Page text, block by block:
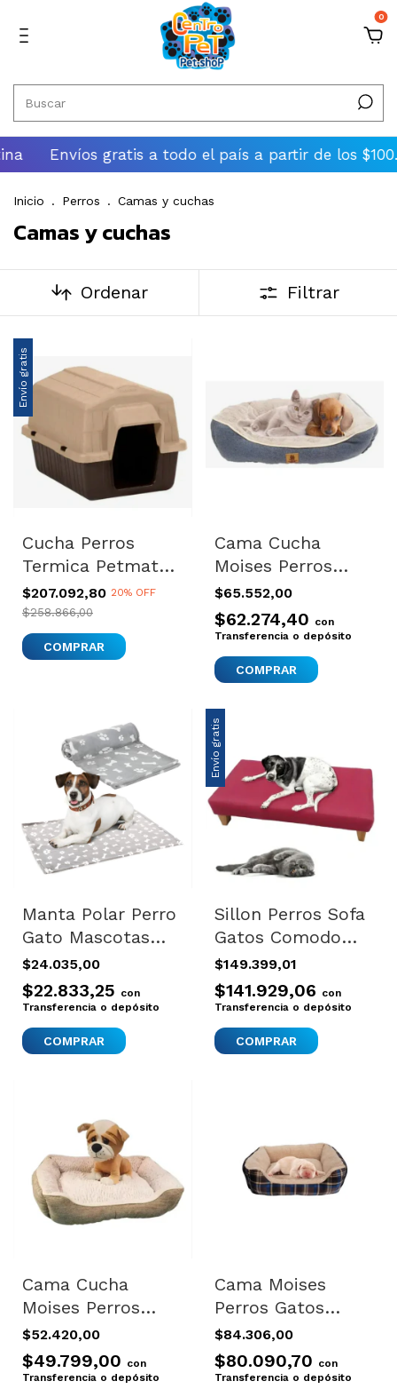
0
gratis a todo el país a partir de los $100.000.
Inicio . Perros . Camas y cuchas
Camas y cuchas
Ordenar Filtrar
Envío gratis
Cucha Perros
Termica Petmate
Resiste Sol Alero
Antilluvia Beige
$207.092,80 20% OFF
$258.866,00
Cama Cucha
Moises Perros
Gatos Excelente
Calidad 76×61 Cm
Color Variado
$65.552,00
$62.274,40 con
Transferencia o depósito
Manta Polar Perro
Gato Mascotas
Calidad Importada
70x100cm - Gris
$24.035,00
$22.833,25 con
Transferencia o depósito
Envío gratis
Sillon Perros Sofa
Gatos Comodo
Elegante Lindo
Decorativo Bordó
Plano
$149.399,01
$141.929,06 con
Transferencia o depósito
Cama Cucha
Moises Perros
Gatos Excelente
Calidad 61x46 Cm
Color Variado
$52.420,00
$49.799,00 con
Transferencia o depósito
Cama Moises
Perros Gatos
Importada Dog It
Pequeña 48x38
Azul Azul
$84.306,00
$80.090,70 con
Transferencia o depósito